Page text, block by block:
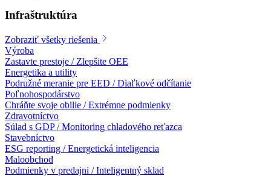
Infraštruktúra
Zobraziť všetky riešenia
Výroba
Zastavte prestoje / Zlepšite OEE
Energetika a utility
Podružné meranie pre EED / Diaľkové odčítanie
Poľnohospodárstvo
Chráňte svoje obilie / Extrémne podmienky
Zdravotníctvo
Súlad s GDP / Monitoring chladového reťazca
Stavebníctvo
ESG reporting / Energetická inteligencia
Maloobchod
Podmienky v predajni / Inteligentný sklad